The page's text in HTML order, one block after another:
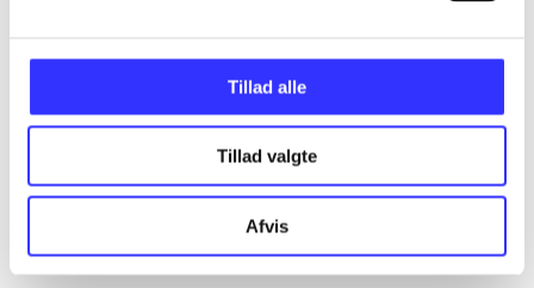
Tillad alle
Tillad valgte
Afvis
Artikler
Alle registrerede artikler fordelt på udgivelser